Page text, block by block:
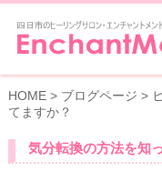
HOME> ブログページ >
てますか？
気分転換の方法を知